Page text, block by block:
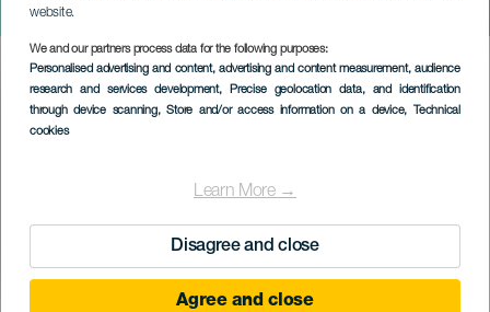
website.
We and our partners process data for the following purposes:
Personalised advertising and content, advertising and content measurement, audience
research and services development, Precise geolocation data, and identification
through device scanning, Store and/or access information on a device, Technical
cookies
Learn More →
Disagree and close
Agree and close
Vocal Siete i konsert
Imagen
Listado